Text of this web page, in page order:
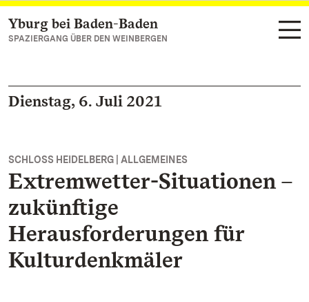
Zum Hauptinhalt springen
Yburg bei Baden-Baden
SPAZIERGANG ÜBER DEN WEINBERGEN
Dienstag, 6. Juli 2021
SCHLOSS HEIDELBERG | ALLGEMEINES
Extremwetter-Situationen –
zukünftige
Herausforderungen für
Kulturdenkmäler